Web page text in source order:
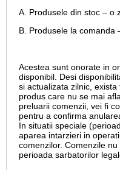
A. Produsele din stoc – o
B. Produsele la comanda
Acestea sunt onorate in
disponibil. Desi
si actualizata zilnic,
produs care nu se mai
preluarii comenzii, vei fi
pentru a confirma
In situatii speciale
aparea intarzieri in
comenzilor. Comenzile
perioada sarbatorilor